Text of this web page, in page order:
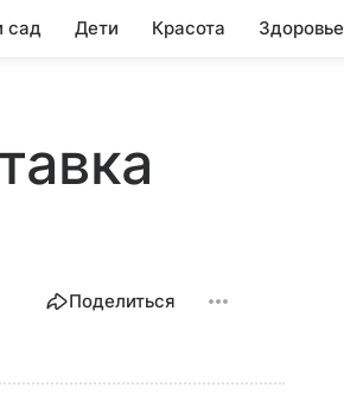
сад Дети Красота Здоровье
Поделиться